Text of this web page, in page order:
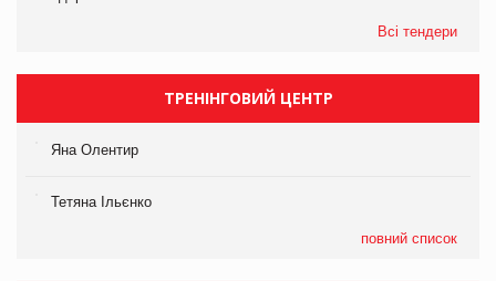
Всі тендери
ТРЕНІНГОВИЙ ЦЕНТР
Яна Олентир
Тетяна Ільєнко
повний список